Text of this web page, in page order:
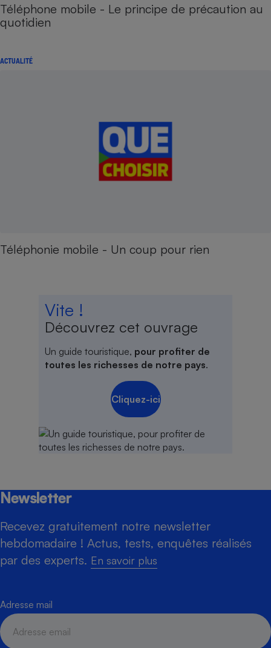
Téléphone mobile - Le principe de précaution au
quotidien
ACTUALITÉ
Téléphonie mobile - Un coup pour rien
Vite !
Découvrez cet ouvrage
Un guide touristique, pour profiter de
toutes les richesses de notre pays.
Cliquez-ici
Newsletter
Recevez gratuitement notre newsletter
hebdomadaire ! Actus, tests, enquêtes réalisés
par des experts. En savoir plus
Adresse mail